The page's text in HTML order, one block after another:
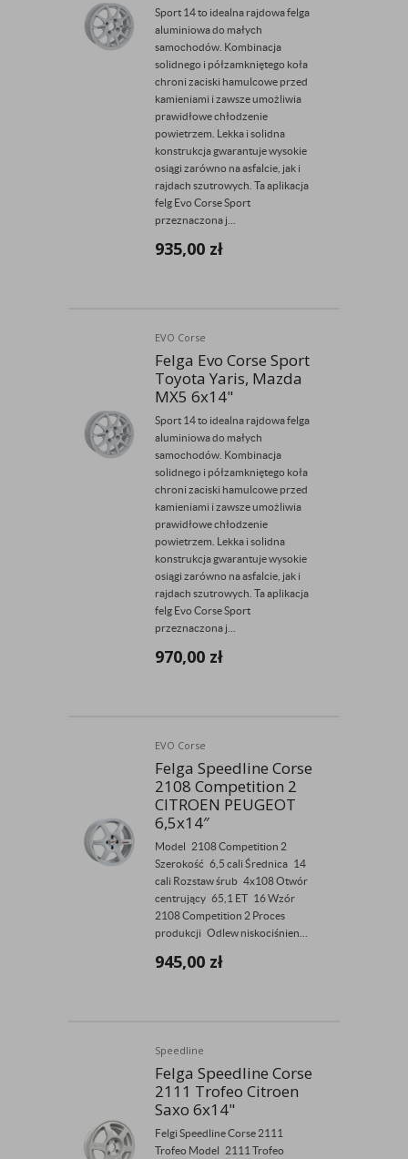
Sport 14 to idealna rajdowa felga
aluminiowa do małych
samochodów. Kombinacja
solidnego i półzamkniętego koła
chroni zaciski hamulcowe przed
kamieniami i zawsze umożliwia
prawidłowe chłodzenie
powietrzem. Lekka i solidna
konstrukcja gwarantuje wysokie
osiągi zarówno na asfalcie, jak i
rajdach szutrowych. Ta aplikacja
felg Evo Corse Sport
przeznaczona j...
935,00 zł
EVO Corse
Felga Evo Corse Sport
Toyota Yaris, Mazda
MX5 6x14"
Sport 14 to idealna rajdowa felga
aluminiowa do małych
samochodów. Kombinacja
solidnego i półzamkniętego koła
chroni zaciski hamulcowe przed
kamieniami i zawsze umożliwia
prawidłowe chłodzenie
powietrzem. Lekka i solidna
konstrukcja gwarantuje wysokie
osiągi zarówno na asfalcie, jak i
rajdach szutrowych. Ta aplikacja
felg Evo Corse Sport
przeznaczona j...
970,00 zł
EVO Corse
Felga Speedline Corse
2108 Competition 2
CITROEN PEUGEOT
6,5x14″
Model 2108 Competition 2
Szerokość 6,5 cali Średnica 14
cali Rozstaw śrub 4x108 Otwór
centrujący 65,1 ET 16 Wzór
2108 Competition 2 Proces
produkcji Odlew niskociśnien...
945,00 zł
Speedline
Felga Speedline Corse
2111 Trofeo Citroen
Saxo 6x14"
Felgi Speedline Corse 2111
Trofeo Model 2111 Trofeo